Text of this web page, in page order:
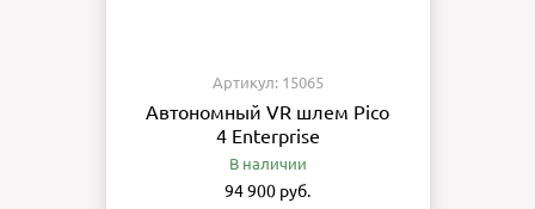
Артикул: 15065
Автономный VR шлем Pico
4 Enterprise
В наличии
94 900 руб.